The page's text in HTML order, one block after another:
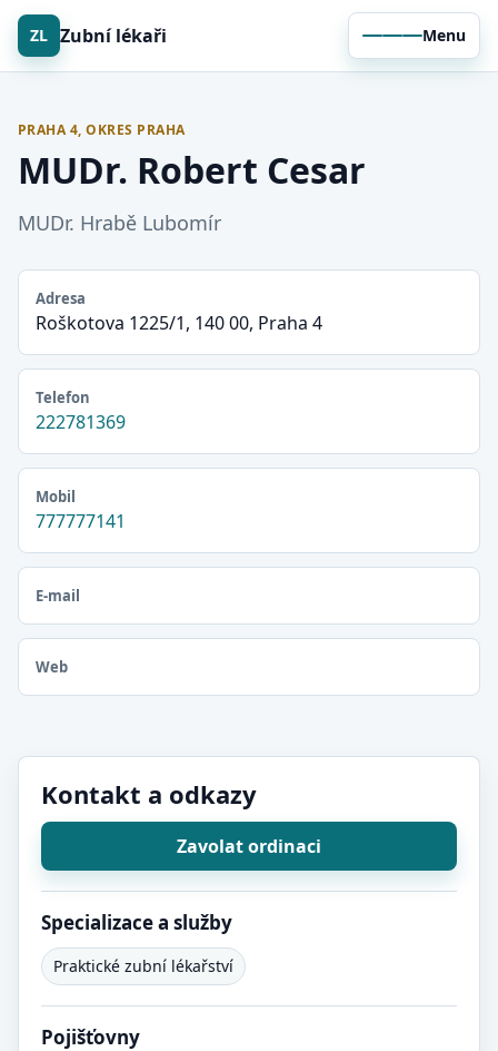
ZL Zubní lékaři Menu
PRAHA 4, OKRES PRAHA
MUDr. Robert Cesar
MUDr. Hrabě Lubomír
Adresa
Roškotova 1225/1, 140 00, Praha 4
Telefon
222781369
Mobil
777777141
E-mail
Web
Kontakt a odkazy
Zavolat ordinaci
Specializace a služby
Praktické zubní lékařství
Pojišťovny